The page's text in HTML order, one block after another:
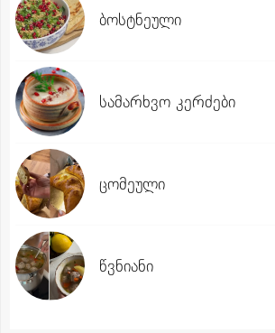
ბოსტნეული
სამარხვო კერძები
ცომეული
წვნიანი